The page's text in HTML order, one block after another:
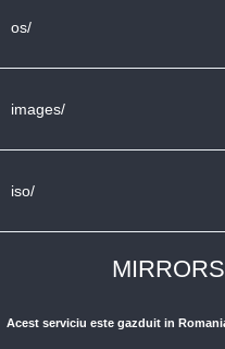
os/
images/
iso/
Acest serviciu este gazduit in